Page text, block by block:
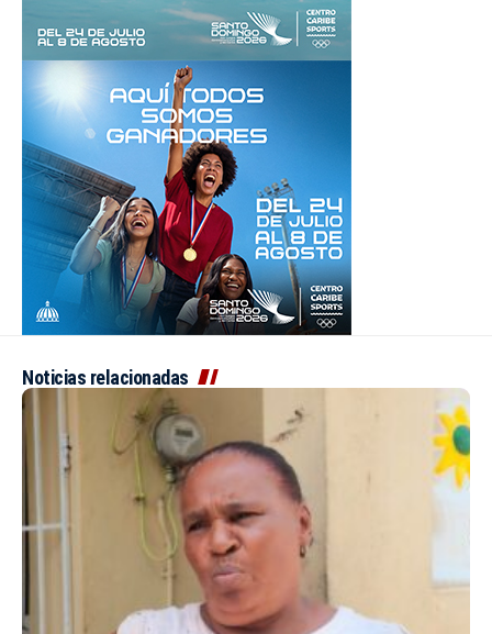
Noticias relacionadas